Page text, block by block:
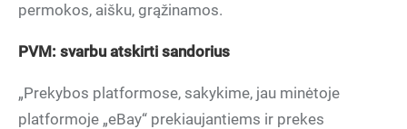
permokos, aišku, grąžinamos.
PVM: svarbu atskirti sandorius
„Prekybos platformose, sakykime, jau minėtoje
platformoje „eBay“ prekiaujantiems ir prekes